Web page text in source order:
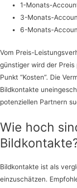
1-Monats-
3-Monats-
6-Monats-
Vom Preis-
günstiger wird der
Punkt “Kosten”. Die
Bildkontakte
potenziellen Partnern
Wie hoch
Bildkontakte ist als
einzuschätzen.